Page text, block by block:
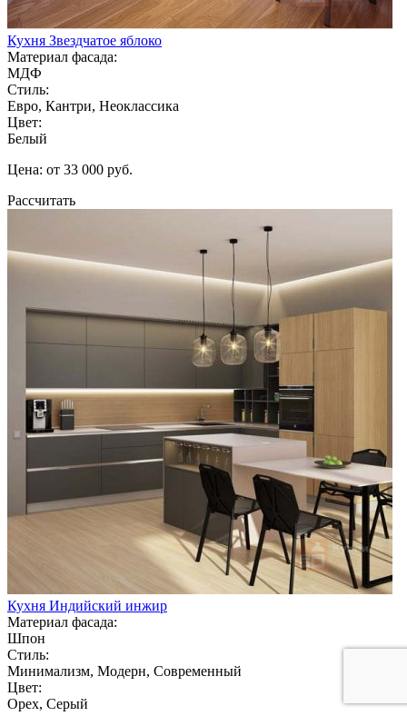
Кухня Звездчатое яблоко
Материал фасада:
МДФ
Стиль:
Евро, Кантри, Неоклассика
Цвет:
Белый
Цена: от 33 000 руб.
Рассчитать
Кухня Индийский инжир
Материал фасада:
Шпон
Стиль:
Минимализм, Модерн, Современный
Цвет:
Орех, Серый